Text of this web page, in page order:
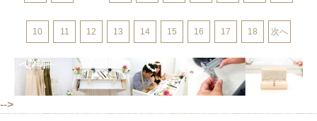
10 11 12 13 14 15 16 17 18 次へ
-->